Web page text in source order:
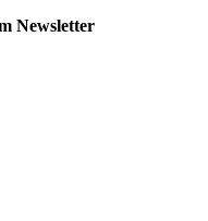
Newsletter